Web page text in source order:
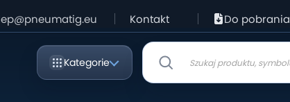
Kontakt Do pobrania
Kategorie